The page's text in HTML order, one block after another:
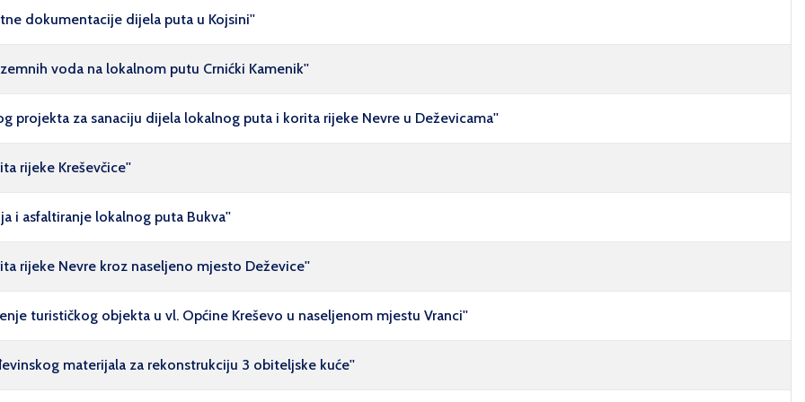
dokumentacije dijela puta u Kojsini''
voda na lokalnom putu Crnićki Kamenik''
projekta za sanaciju dijela lokalnog puta i korita rijeke Nevre u Deževicama''
rijeke Kreševčice''
i asfaltiranje lokalnog puta Bukva''
rijeke Nevre kroz naseljeno mjesto Deževice''
turističkog objekta u vl. Općine Kreševo u naseljenom mjestu Vranci''
materijala za rekonstrukciju 3 obiteljske kuće''